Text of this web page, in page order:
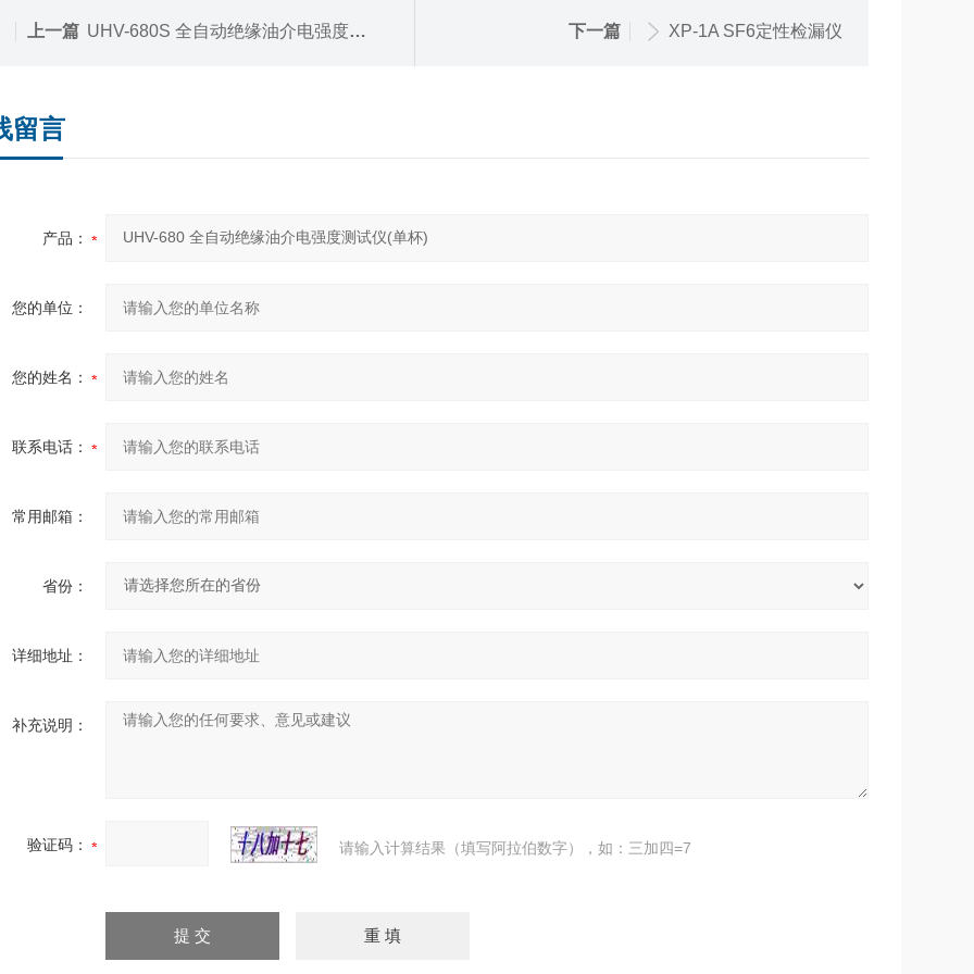
上一篇 UHV-680S 全自动绝缘油介电强度测试仪(三杯) 下一篇 XP-1A SF6定性检漏仪
留言
产品：
您的单位：
您的姓名：
联系电话：
常用邮箱：
省份：
详细地址：
补充说明：
验证码： 请输入计算结果（填写阿拉伯数字），如：三加四=7